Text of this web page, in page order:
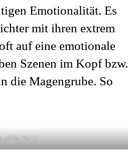
Emotionalität. Es
mit ihren extrem
auf eine emotionale
Szenen im Kopf bzw.
die Magengrube. So
of Us: Part 1